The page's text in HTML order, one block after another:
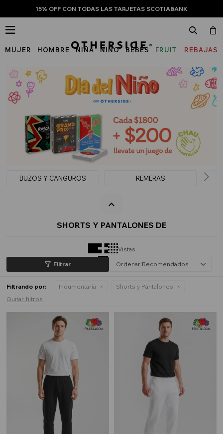
15% OFF CON TODAS LAS TARJETAS SCOTIABANK
MUJER HOMBRE NIÑA NIÑO BEBÉS
FRUIT
THE
LOOM
REBAJAS

BUZOS Y CANGUROS REMERAS
SHORTS Y PANTALONES DE
Vistas
Recomendados
Filtrando por: Indumentaria
Shorts y Pantalones
Quitar filtros